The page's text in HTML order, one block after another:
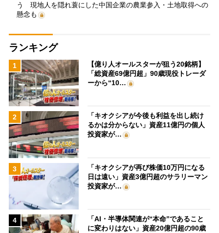
う 現地人を隠れ蓑にした中国企業の農業参入・土地取得への
懸念も
ランキング
1
【億り人オールスターが狙う20銘柄】
「総資産69億円超」90歳現役トレーダ
ーから“10…
2
「キオクシアが今後も利益を出し続け
るかは分からない」資産11億円の個人
投資家が…
3
「キオクシアが再び株価10万円になる
日は遠い」資産3億円超のサラリーマン
投資家が…
4
「AI・半導体関連が“本命”であること
に変わりはない」資産20億円超の90歳